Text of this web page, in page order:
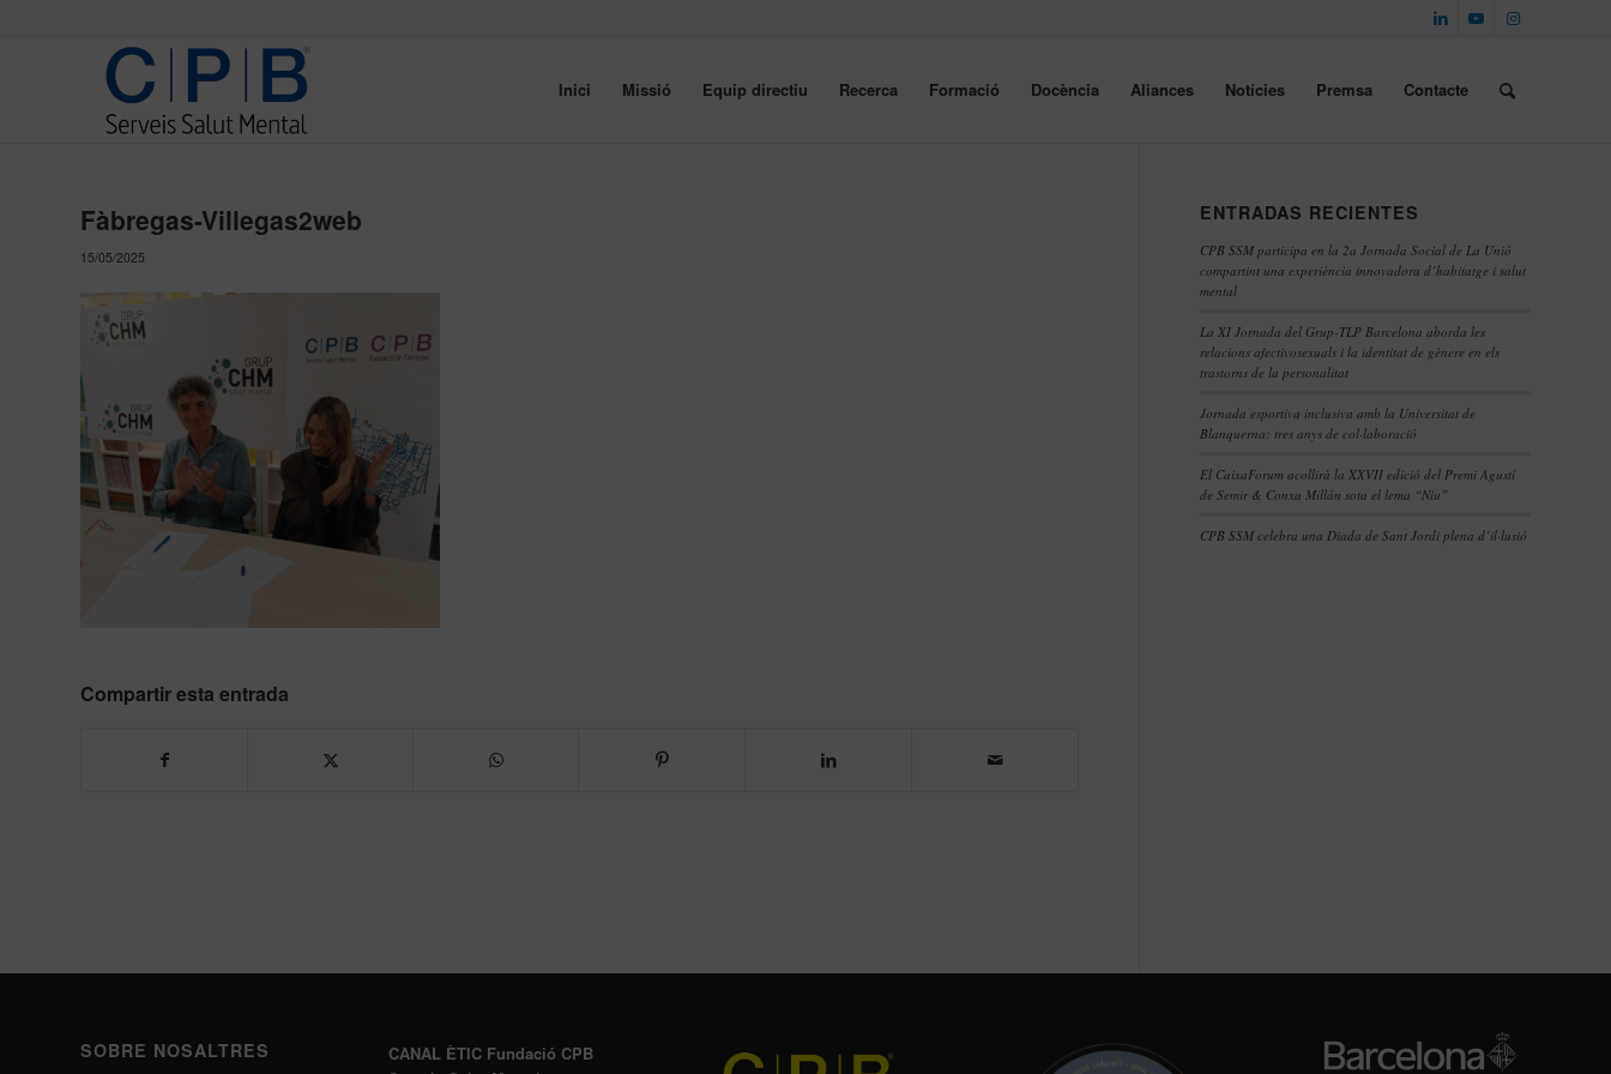
Inici Missió Equip directiu Recerca Formació Docència Aliances Notícies Premsa Contacte
Fàbregas-Villegas2web
15/05/2025
Compartir esta entrada
ENTRADAS RECIENTES
CPB SSM participa en la 2a Jornada Social de La Unió
compartint una experiència innovadora d’habitatge i salut
mental
La XI Jornada del Grup-TLP Barcelona aborda les
relacions afectivosexuals i la identitat de gènere en els
trastorns de la personalitat
Jornada esportiva inclusiva amb la Universitat de
Blanquerna: tres anys de col·laboració
El CaixaForum acollirà la XXVII edició del Premi Agustí
de Semir & Conxa Millán sota el lema “Niu”
CPB SSM celebra una Diada de Sant Jordi plena d’il·lusió
SOBRE NOSALTRES
CANAL ÈTIC Fundació CPB